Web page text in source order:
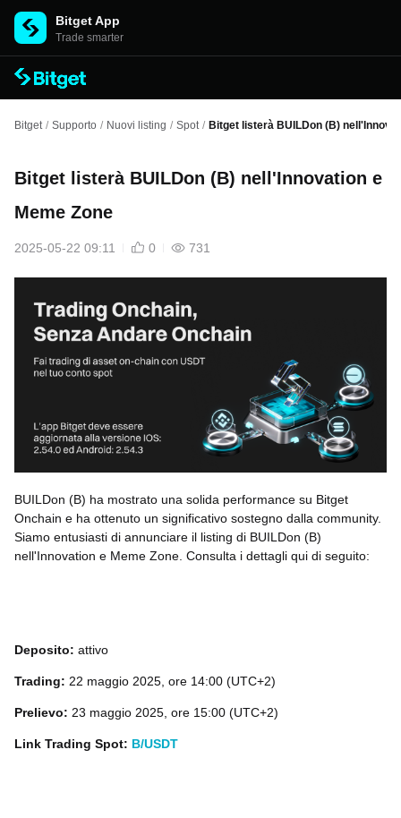
Bitget App
Trade smarter
Bitget / Supporto / Nuovi listing / Spot / Bitget listerà BUILDon (B)
Bitget listerà BUILDon (B) nell'Innovation e
Meme Zone
2025-05-22 09:11 0 731
BUILDon (B) ha mostrato una solida performance su Bitget
Onchain e ha ottenuto un significativo sostegno dalla community.
Siamo entusiasti di annunciare il listing di BUILDon (B)
nell'Innovation e Meme Zone. Consulta i dettagli qui di seguito:
Deposito: attivo
Trading: 22 maggio 2025, ore 14:00 (UTC+2)
Prelievo: 23 maggio 2025, ore 15:00 (UTC+2)
Link Trading Spot: B/USDT